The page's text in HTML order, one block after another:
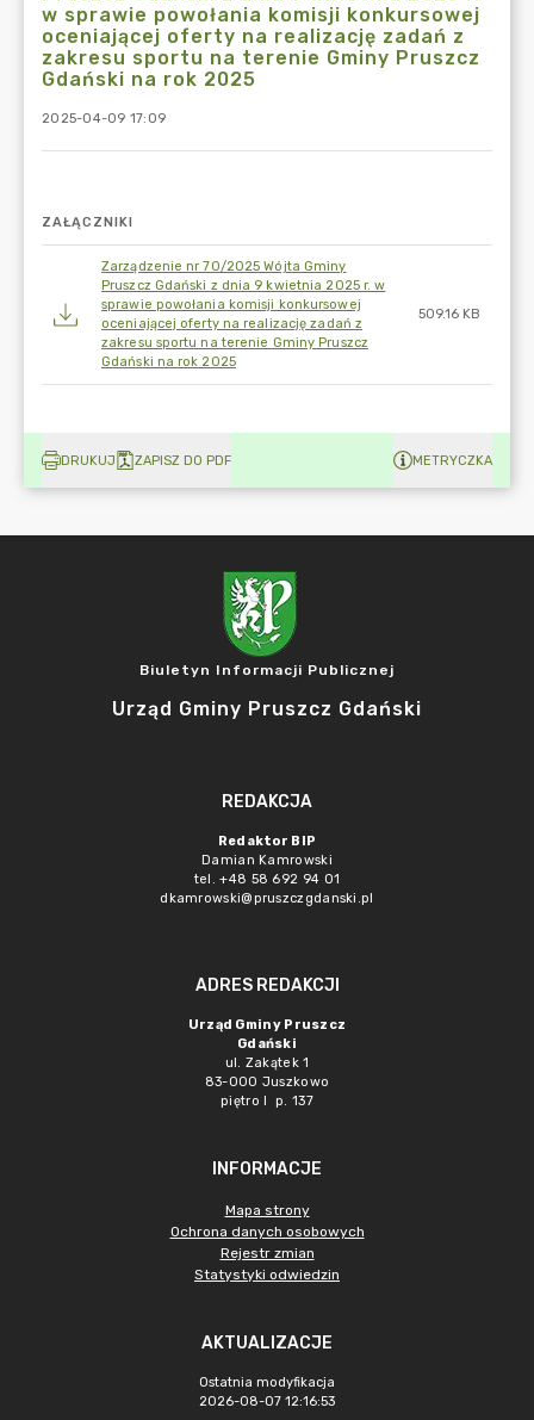
w sprawie powołania komisji konkursowej
oceniającej oferty na realizację zadań z
zakresu sportu na terenie Gminy Pruszcz
Gdański na rok 2025
2025-04-09 17:09
ZAŁĄCZNIKI
Zarządzenie nr 70/2025 Wójta Gminy
Pruszcz Gdański z dnia 9 kwietnia 2025 r. w
sprawie powołania komisji konkursowej
oceniającej oferty na realizację zadań z
zakresu sportu na terenie Gminy Pruszcz
Gdański na rok 2025
509.16 KB
DRUKUJ ZAPISZ DO PDF METRYCZKA
Biuletyn Informacji Publicznej
Urząd Gminy Pruszcz Gdański
REDAKCJA
Redaktor BIP
Damian Kamrowski
tel. +48 58 692 94 01
dkamrowski@pruszczgdanski.pl
ADRES REDAKCJI
Urząd Gminy Pruszcz
Gdański
ul. Zakątek 1
83-000 Juszkowo
piętro I p. 137
INFORMACJE
Mapa strony
Ochrona danych osobowych
Rejestr zmian
Statystyki odwiedzin
AKTUALIZACJE
Ostatnia modyfikacja
2026-08-07 12:16:53